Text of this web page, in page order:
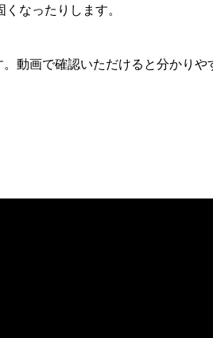
なったりします。
動画で確認いただけると分かりや